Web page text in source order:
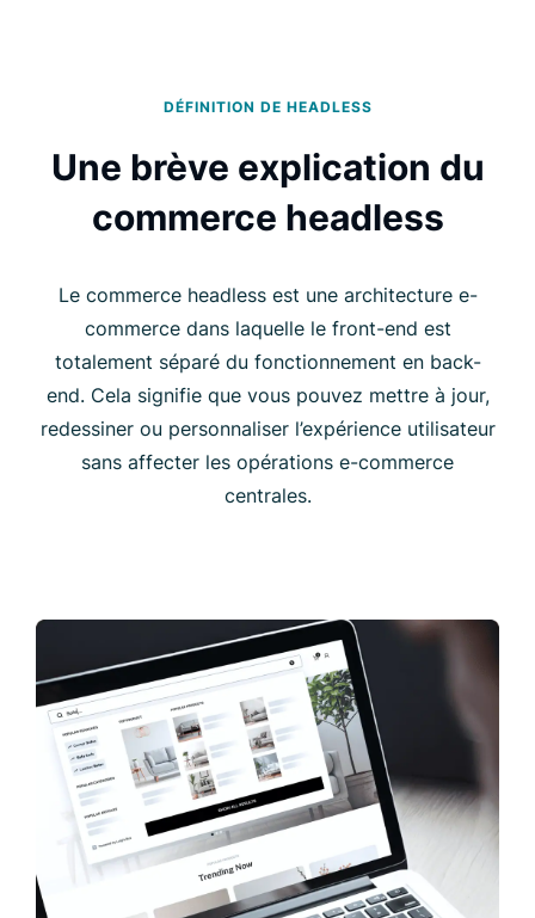
DÉFINITION DE HEADLESS
Une brève explication du
commerce headless
Le commerce headless est une architecture e-
commerce dans laquelle le front-end est
totalement séparé du fonctionnement en back-
end. Cela signifie que vous pouvez mettre à jour,
redessiner ou personnaliser l’expérience utilisateur
sans affecter les opérations e-commerce
centrales.